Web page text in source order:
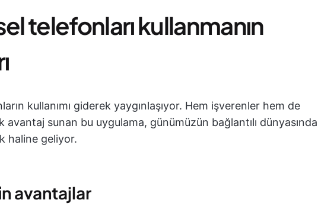
telefonları kullanmanın
kullanımı giderek yaygınlaşıyor. Hem işverenler hem de
avantaj sunan bu uygulama, günümüzün bağlantılı dünyasında
haline geliyor.
avantajlar